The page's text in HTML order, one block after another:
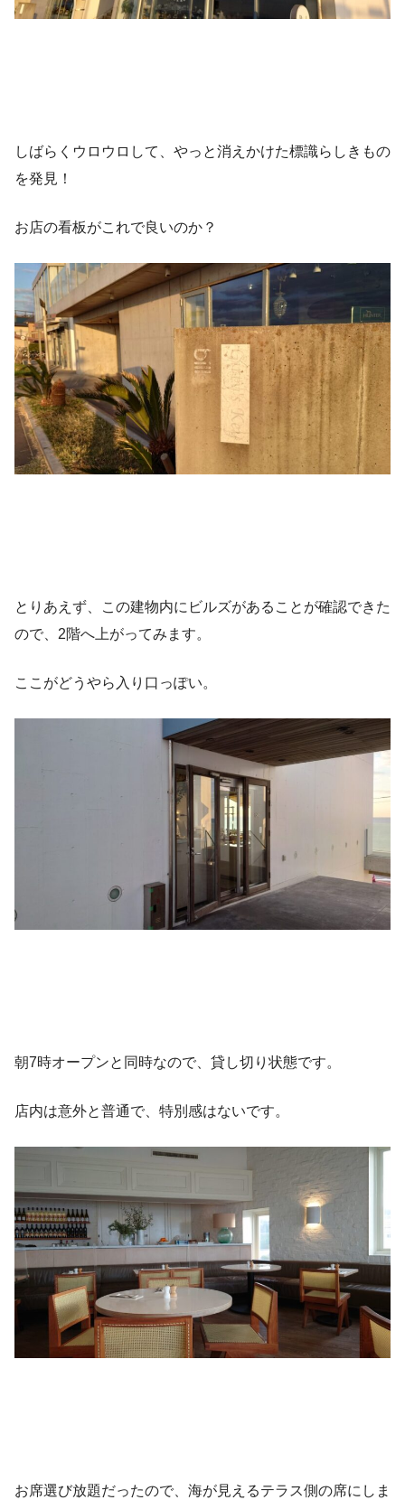
しばらくウロウロして、やっと消えかけた標識らしきもの
を発見！
お店の看板がこれで良いのか？
とりあえず、この建物内にビルズがあることが確認できた
ので、2階へ上がってみます。
ここがどうやら入り口っぽい。
朝7時オープンと同時なので、貸し切り状態です。
店内は意外と普通で、特別感はないです。
お席選び放題だったので、海が見えるテラス側の席にしま